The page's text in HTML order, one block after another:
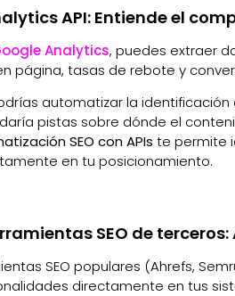
API: Entiende el
Analytics, puedes extraer
página, tasas de rebote y
automatizar la
pistas sobre dónde el
SEO con APIs te permite
en tu posicionamiento.
SEO de
SEO populares (Ahrefs,
directamente en tus